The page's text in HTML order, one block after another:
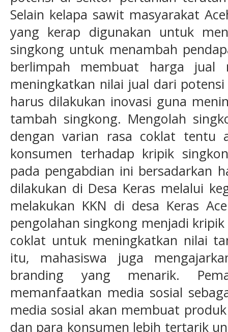
Selain kelapa sawit masyarakat
yang kerap digunakan untuk
singkong untuk menambah
berlimpah membuat harga jual
meningkatkan nilai jual dari
harus dilakukan inovasi guna
tambah singkong. Mengolah
dengan varian rasa coklat tentu
konsumen terhadap kripik
pada pengabdian ini bersadarkan
dilakukan di Desa Keras melalui
melakukan KKN di desa Keras
pengolahan singkong menjadi
coklat untuk meningkatkan nilai
itu, mahasiswa juga
branding yang menarik.
memanfaatkan media sosial
media sosial akan membuat
dan para konsumen lebih tertarik